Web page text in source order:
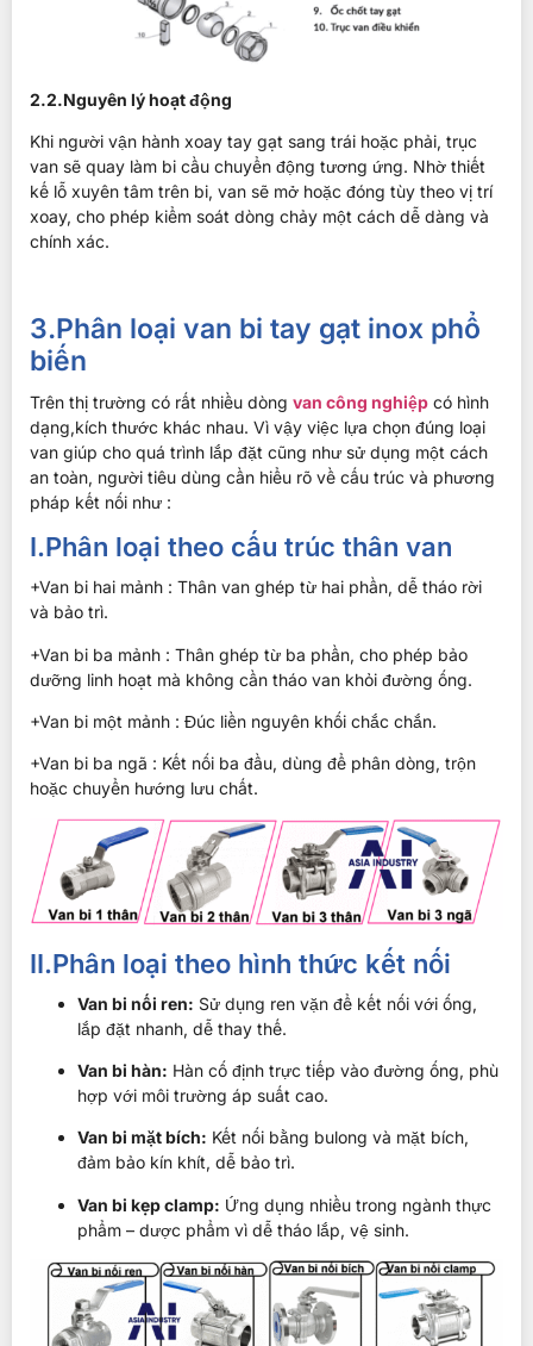
2.2.Nguyên lý hoạt động
Khi người vận hành xoay tay gạt sang trái hoặc phải, trục
van sẽ quay làm bi cầu chuyển động tương ứng. Nhờ thiết
kế lỗ xuyên tâm trên bi, van sẽ mở hoặc đóng tùy theo vị trí
xoay, cho phép kiểm soát dòng chảy một cách dễ dàng và
chính xác.
3.Phân loại van bi tay gạt inox phổ
biến
Trên thị trường có rất nhiều dòng van công nghiệp có hình
dạng,kích thước khác nhau. Vì vậy việc lựa chọn đúng loại
van giúp cho quá trình lắp đặt cũng như sử dụng một cách
an toàn, người tiêu dùng cần hiểu rõ về cấu trúc và phương
pháp kết nối như :
I.Phân loại theo cấu trúc thân van
+Van bi hai mảnh : Thân van ghép từ hai phần, dễ tháo rời
và bảo trì.
+Van bi ba mảnh : Thân ghép từ ba phần, cho phép bảo
dưỡng linh hoạt mà không cần tháo van khỏi đường ống.
+Van bi một mảnh : Đúc liền nguyên khối chắc chắn.
+Van bi ba ngã : Kết nối ba đầu, dùng để phân dòng, trộn
hoặc chuyển hướng lưu chất.
II.Phân loại theo hình thức kết nối
Van bi nối ren: Sử dụng ren vặn để kết nối với ống,
lắp đặt nhanh, dễ thay thế.
Van bi hàn: Hàn cố định trực tiếp vào đường ống, phù
hợp với môi trường áp suất cao.
Van bi mặt bích: Kết nối bằng bulong và mặt bích,
đảm bảo kín khít, dễ bảo trì.
Van bi kẹp clamp: Ứng dụng nhiều trong ngành thực
phẩm – dược phẩm vì dễ tháo lắp, vệ sinh.